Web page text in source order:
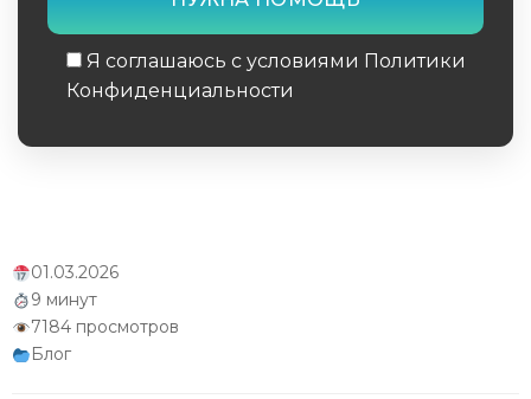
Экономические аспекты использования
индивидуальных туторов
Заключение
Я соглашаюсь с условиями Политики
Конфиденциальности
01.03.2026
9 минут
7184 просмотров
Блог